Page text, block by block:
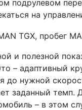
подрулевом
на
и полезной
– адаптивный
до нужной
заданный темп.
– в этом